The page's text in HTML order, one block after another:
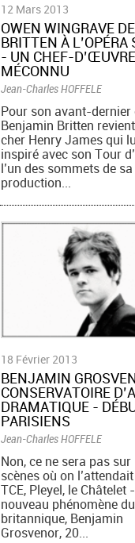
12 Mars 2013
OWEN WINGRAVE DE
BRITTEN À L’OPÉRA
- UN CHEF-
MÉCONNU
Jean-Charles HOFFELE
Pour son avant-dernier
Benjamin Britten
cher Henry James qui
inspiré avec son Tour
l’un des sommets de sa
production...
18 Février 2013
BENJAMIN
CONSERVATOIRE
DRAMATIQUE -
PARISIENS
Jean-Charles HOFFELE
Non, ce ne sera pas sur
scènes où on
TCE, Pleyel, le Châtelet
nouveau phénomène
britannique, Benjamin
Grosvenor, 20...